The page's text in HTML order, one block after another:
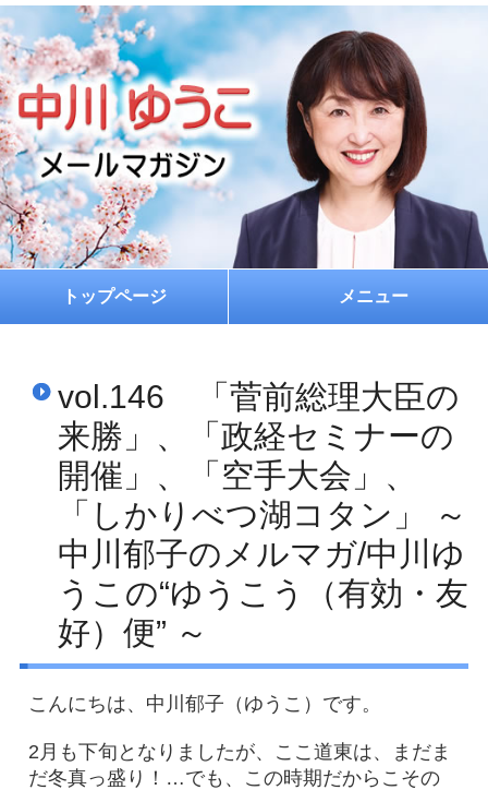
トップページ メニュー
プロフィール
お約束
メルマガ
Facebook
アクセス
プライバシーポリシー
お問い合わせ
vol.146 「菅前総理大臣の
来勝」、「政経セミナーの
開催」、「空手大会」、
「しかりべつ湖コタン」 ～
中川郁子のメルマガ/中川ゆ
うこの“ゆうこう（有効・友
好）便” ～
こんにちは、中川郁子（ゆうこ）です。
2月も下旬となりましたが、ここ道東は、まだま
だ冬真っ盛り！…でも、この時期だからこその